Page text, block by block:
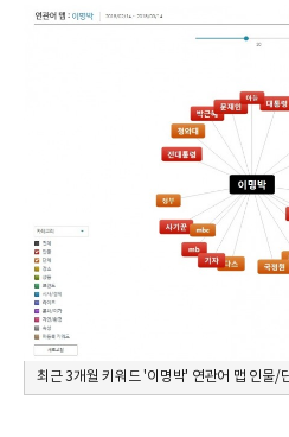
최근 3개월 키워드 '이명박' 연관어 맵 인물/